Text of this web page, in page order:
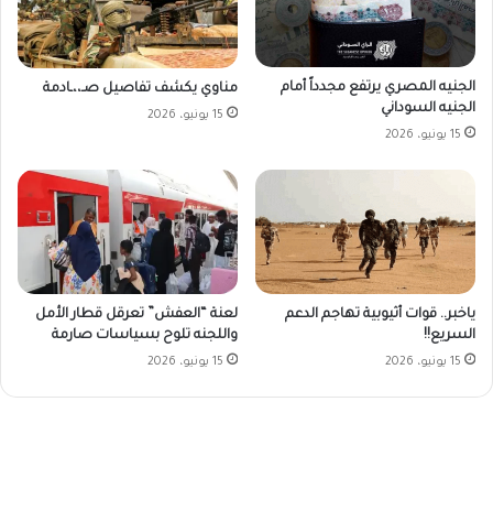
الجنيه المصري يرتفع مجدداً أمام
الجنيه السوداني
15 يونيو، 2026
مناوي يكشف تفاصيل صـ،،ـادمة
15 يونيو، 2026
ياخبر.. قوات أثيوبية تهاجم الدعم
السريع!!
15 يونيو، 2026
لعنة “العفش” تعرقل قطار الأمل
واللجنه تلوح بسياسات صارمة
15 يونيو، 2026